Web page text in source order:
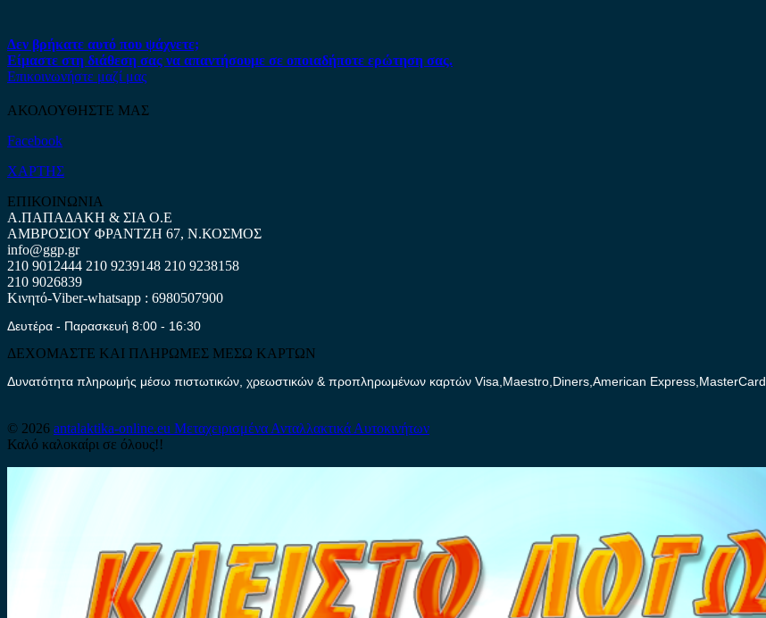
Δεν βρήκατε αυτό που ψάχνετε;
Είμαστε στη διάθεση σας να απαντήσουμε σε οποιαδήποτε ερώτηση σας.
Επικοινωνήστε μαζί μας
ΑΚΟΛΟΥΘΗΣΤΕ ΜΑΣ
Facebook
ΧΑΡΤΗΣ
ΕΠΙΚΟΙΝΩΝΙΑ
Α.ΠΑΠΑΔΑΚΗ & ΣΙΑ Ο.Ε
ΑΜΒΡΟΣΙΟΥ ΦΡΑΝΤΖΗ 67, Ν.ΚΟΣΜΟΣ
info@ggp.gr
210 9012444 210 9239148 210 9238158
210 9026839
Κινητό-Viber-whatsapp : 6980507900
Δευτέρα - Παρασκευή 8:00 - 16:30
ΔΕΧΟΜΑΣΤΕ ΚΑΙ ΠΛΗΡΩΜΕΣ ΜΕΣΩ ΚΑΡΤΩΝ
Δυνατότητα πληρωμής μέσω πιστωτικών, χρεωστικών & προπληρωμένων καρτών Visa,Maestro,Diners,American Express,MasterCard.
© 2026 antalaktika-online.eu Μεταχειρισμένα Ανταλλακτικά Αυτοκινήτων
Καλό καλοκαίρι σε όλους!!